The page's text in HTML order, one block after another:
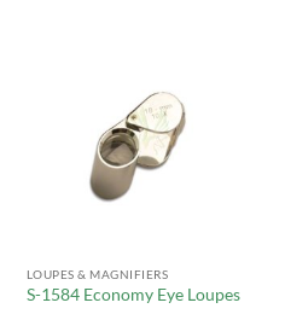
LOUPES & MAGNIFIERS
S-1584 Economy Eye Loupes